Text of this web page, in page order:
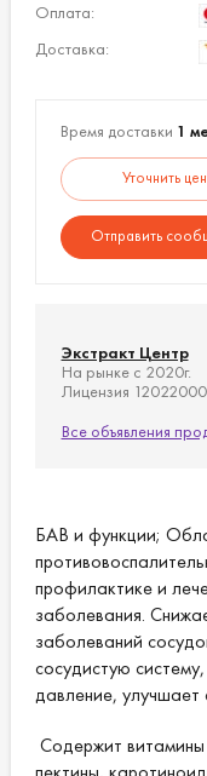
Оплата:
Доставка:
Время доставки 1
Уточнить
Отправить
Экстракт Центр
На рынке с 2020г.
Лицензия
Все объявления
БАВ и функции;
профилактике и
заболевания.
заболеваний
сосудистую
давление, улучшает
Содержит